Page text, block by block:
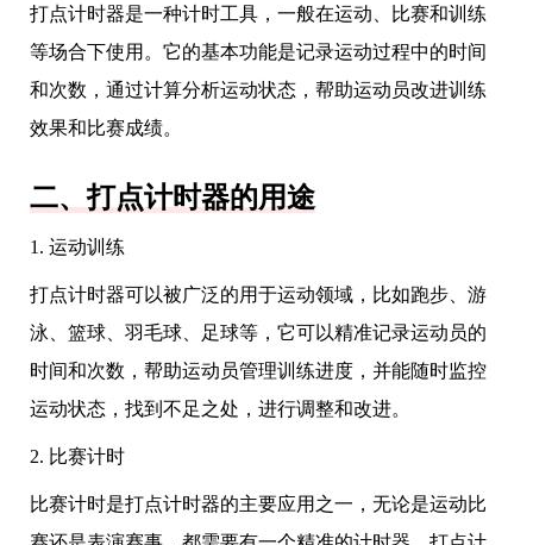
打点计时器是一种计时工具，一般在运动、比赛和训练
等场合下使用。它的基本功能是记录运动过程中的时间
和次数，通过计算分析运动状态，帮助运动员改进训练
效果和比赛成绩。
二、打点计时器的用途
1. 运动训练
打点计时器可以被广泛的用于运动领域，比如跑步、游
泳、篮球、羽毛球、足球等，它可以精准记录运动员的
时间和次数，帮助运动员管理训练进度，并能随时监控
运动状态，找到不足之处，进行调整和改进。
2. 比赛计时
比赛计时是打点计时器的主要应用之一，无论是运动比